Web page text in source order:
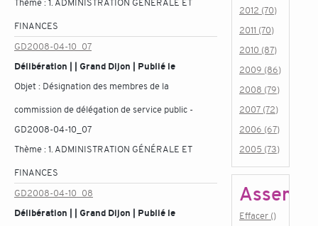
Thème :1. ADMINISTRATION GÉNÉRALE ET
FINANCES
GD2008-04-10_07
Délibération | | Grand Dijon | Publié le
Objet : Désignation des membres de la
commission de délégation de service public -
GD2008-04-10_07
Thème :1. ADMINISTRATION GÉNÉRALE ET
FINANCES
GD2008-04-10_08
Délibération | | Grand Dijon | Publié le
2012 (70)
2011 (70)
2010 (87)
2009 (86)
2008 (79)
2007 (72)
2006 (67)
2005 (73)
Effacer ()